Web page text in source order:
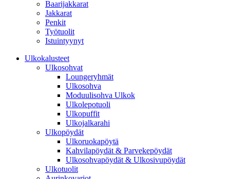
Baarijakkarat
Jakkarat
Penkit
Työtuolit
Istuintyynyt
Ulkokalusteet
Ulkosohvat
Loungeryhmät
Ulkosohva
Moduulisohva Ulkok
Ulkolepotuoli
Ulkopuffit
Ulkojalkarahi
Ulkopöydät
Ulkoruokapöytä
Kahvilapöydät & Parvekepöydät
Ulkosohvapöydät & Ulkosivupöydät
Ulkotuolit